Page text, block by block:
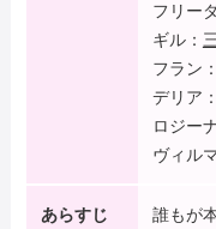
フリー
ギル：
フラン：
デリア：
ロジー
ヴィル
あらすじ
誰もが